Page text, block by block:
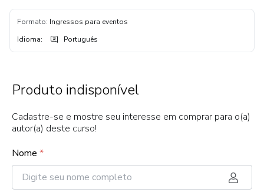
Formato: Ingressos para eventos
Idioma: Português
Produto indisponível
Cadastre-se e mostre seu interesse em comprar para o(a)
autor(a) deste curso!
Nome *